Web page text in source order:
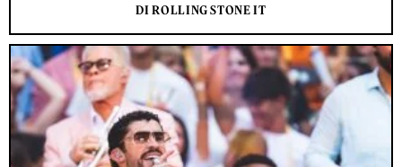
DI ROLLING STONE IT